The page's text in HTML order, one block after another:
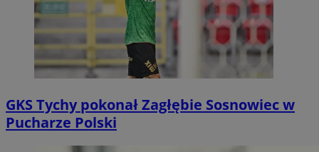
GKS Tychy pokonał Zagłębie Sosnowiec w
Pucharze Polski